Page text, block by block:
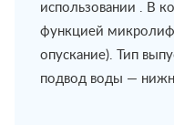
использовании . В
функцией
опускание). Тип
подвод воды —